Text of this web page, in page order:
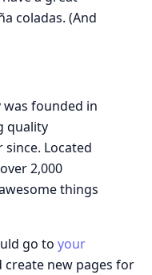
coladas. (And
was founded in
quality
Located
2,000
things
go to your
create new pages for